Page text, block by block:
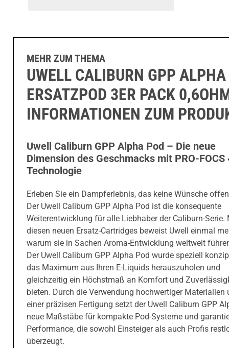
MEHR ZUM THEMA
UWELL CALIBURN GPP ALPHA
ERSATZPOD 3ER PACK
INFORMATIONEN ZUM
Uwell Caliburn GPP Alpha Pod – Die neue
Dimension des Geschmacks mit PRO-FOCS
Technologie
Erleben Sie ein Dampferlebnis, das keine Wünsche
Der Uwell Caliburn GPP Alpha Pod ist die konsequente
Weiterentwicklung für alle Liebhaber der Caliburn-Serie.
diesen neuen Ersatz-Cartridges beweist Uwell einmal
warum sie in Sachen Aroma-Entwicklung weltweit
Der Uwell Caliburn GPP Alpha Pod wurde speziell
das Maximum aus Ihren E-Liquids herauszuholen und
gleichzeitig ein Höchstmaß an Komfort und
bieten. Durch die Verwendung hochwertiger Materialien
einer präzisen Fertigung setzt der Uwell Caliburn GPP
neue Maßstäbe für kompakte Pod-Systeme und
Performance, die sowohl Einsteiger als auch Profis
überzeugt.